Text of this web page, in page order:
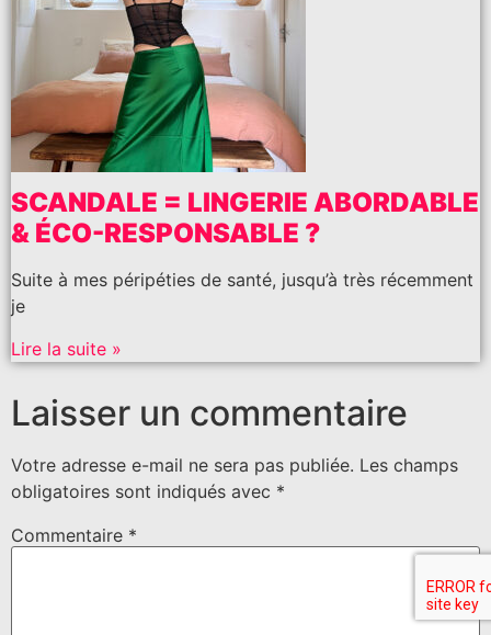
SCANDALE = LINGERIE ABORDABLE
& ÉCO-RESPONSABLE ?
Suite à mes péripéties de santé, jusqu’à très récemment
je
Lire la suite »
Laisser un commentaire
Votre adresse e-mail ne sera pas publiée. Les champs
obligatoires sont indiqués avec *
Commentaire *